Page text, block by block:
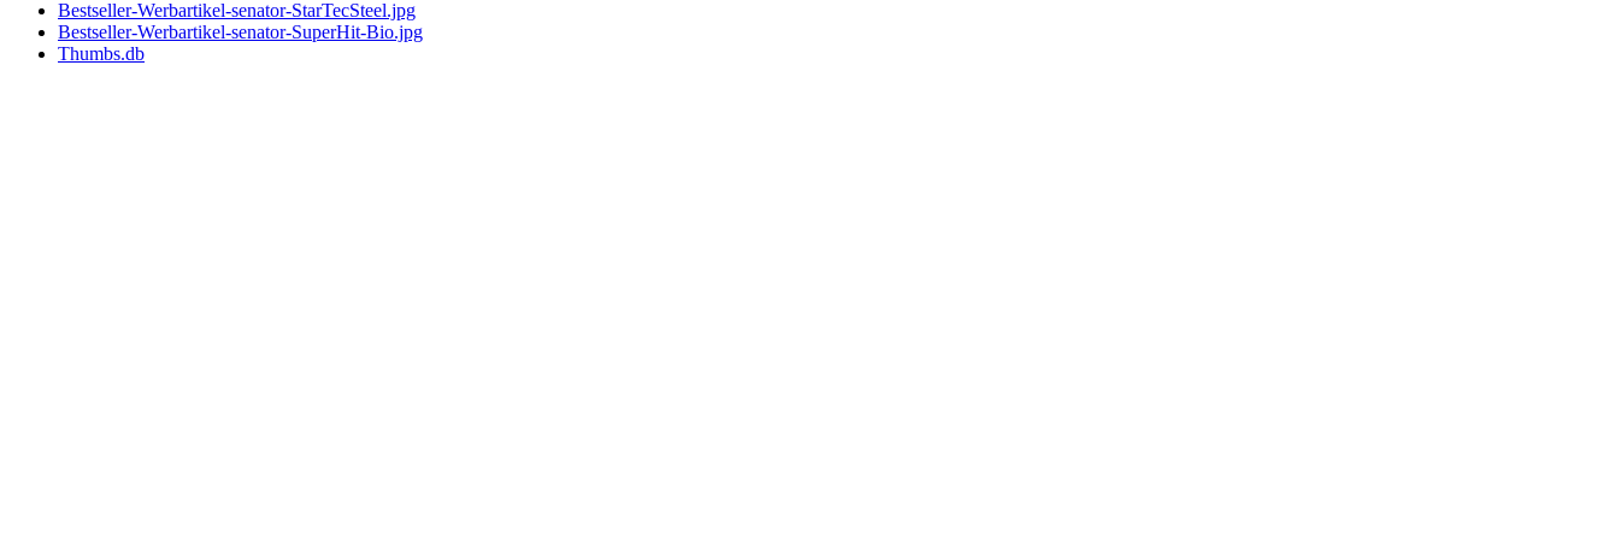
Bestseller-Werbartikel-senator-StarTecSteel.jpg
Bestseller-Werbartikel-senator-SuperHit-Bio.jpg
Thumbs.db